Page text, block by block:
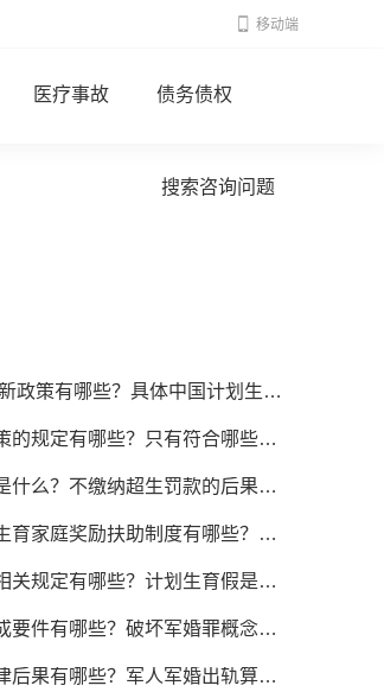
移动端
医疗事故 债务债权
搜索咨询问题
哪些？具体中国计划生育二胎新政策有哪些？
哪些？只有符合哪些情况的才能生育二胎？
？不缴纳超生罚款的后果是什么？
扶助制度有哪些？计划生育特别扶助制度有哪些？
规定有哪些？计划生育假是什么？
有哪些？破坏军婚罪概念是什么？
果有哪些？军人军婚出轨算犯法吗？
答区